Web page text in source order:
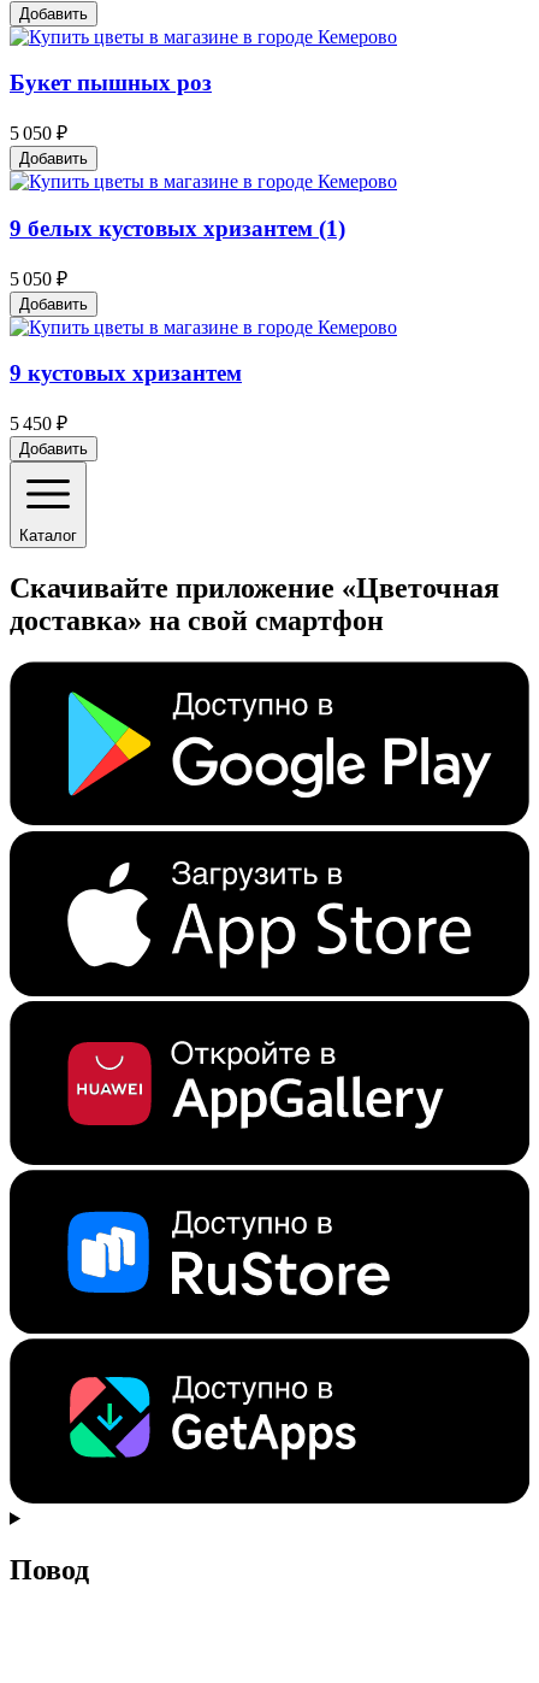
Добавить
Букет пышных роз
5 050 ₽
Добавить
9 белых кустовых хризантем (1)
5 050 ₽
Добавить
9 кустовых хризантем
5 450 ₽
Добавить
Каталог
Скачивайте приложение «Цветочная
доставка» на свой смартфон
Повод